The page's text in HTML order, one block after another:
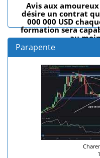
Avis aux
désire un contrat
000 000 USD
formation sera
au
Parapente